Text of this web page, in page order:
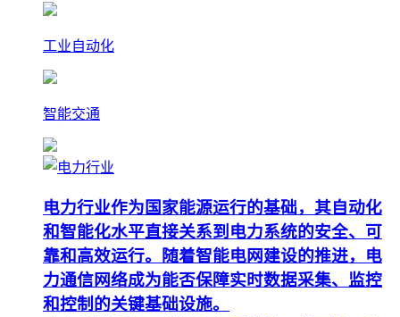
工业自动化
智能交通
电力行业作为国家能源运行的基础，其自动化
和智能化水平直接关系到电力系统的安全、可
靠和高效运行。随着智能电网建设的推进，电
力通信网络成为能否保障实时数据采集、监控
和控制的关键基础设施。